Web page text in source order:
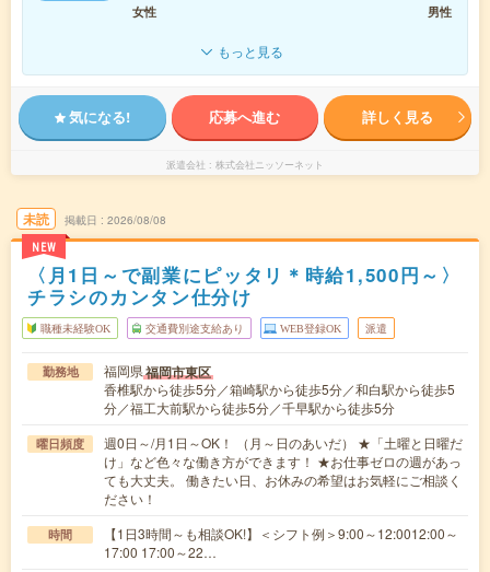
女性
男性
もっと見る
気になる! 応募へ進む 詳しく見る
派遣会社 株式会社ニッソーネット
未読
NEW
掲載日 2026/08/08
〈月1日～で副業にピッタリ＊時給1,500円～〉
チラシのカンタン仕分け
職種未経験OK 交通費別途支給あり WEB登録OK 派遣
勤務地 福岡県福岡市東区
香椎駅から徒歩5分／箱崎駅から徒歩5分／和白駅から徒歩5
分／福工大前駅から徒歩5分／千早駅から徒歩5分
曜日頻度
週0日～/月1日～OK！ （月～日のあいだ） ★「土曜と日曜だ
け」など色々な働き方ができます！ ★お仕事ゼロの週があっ
ても大丈夫。 働きたい日、お休みの希望はお気軽にご相談く
ださい！
時間
【1日3時間～も相談OK!】＜シフト例＞9:00～12:0012:00～
17:00 17:00～22…